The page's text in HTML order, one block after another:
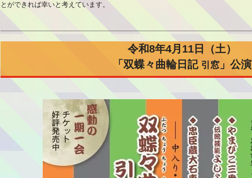
とができれば幸いと考えています。
令和8年4月11日（土）
「双蝶々曲輪日記 引窓 」公演